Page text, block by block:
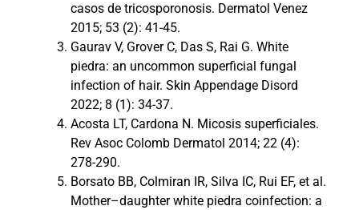
casos de tricosporonosis. Dermatol Venez
2015; 53 (2): 41-45.
Gaurav V, Grover C, Das S, Rai G. White
piedra: an uncommon superficial fungal
infection of hair. Skin Appendage Disord
2022; 8 (1): 34-37.
Acosta LT, Cardona N. Micosis superficiales.
Rev Asoc Colomb Dermatol 2014; 22 (4):
278-290.
Borsato BB, Colmiran IR, Silva IC, Rui EF, et al.
Mother–daughter white piedra coinfection: a